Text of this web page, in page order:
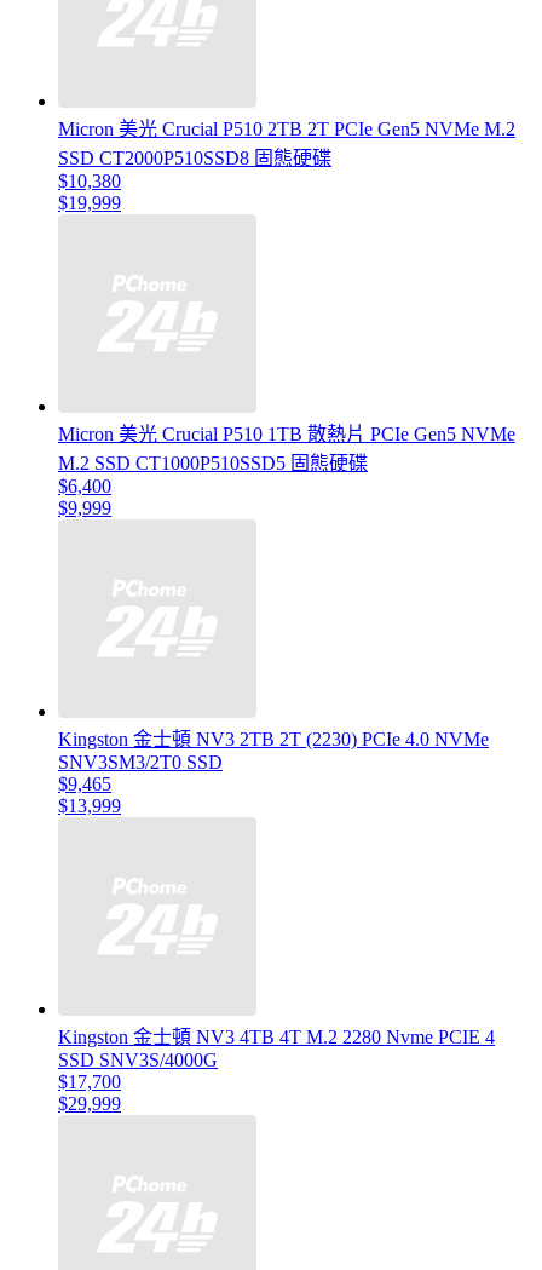
Micron 美光 Crucial P510 2TB 2T PCIe Gen5 NVMe M.2
SSD CT2000P510SSD8 固態硬碟
$10,380
$19,999
Micron 美光 Crucial P510 1TB 散熱片 PCIe Gen5 NVMe
M.2 SSD CT1000P510SSD5 固態硬碟
$6,400
$9,999
Kingston 金士頓 NV3 2TB 2T (2230) PCIe 4.0 NVMe
SNV3SM3/2T0 SSD
$9,465
$13,999
Kingston 金士頓 NV3 4TB 4T M.2 2280 Nvme PCIE 4
SSD SNV3S/4000G
$17,700
$29,999